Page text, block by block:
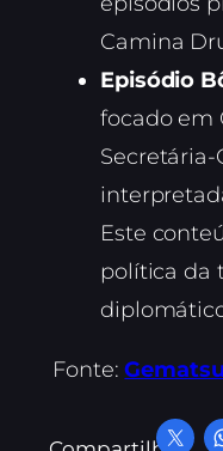
Camina
Episódio
focado em
Secretária-
Este
política da
Fonte:Gematsu